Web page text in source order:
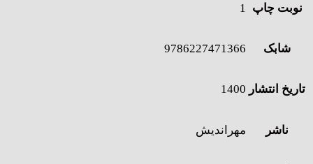
نوبت چاپ 1
شابک 9786227471366
تاریخ انتشار 1400
ناشر مهراندیش